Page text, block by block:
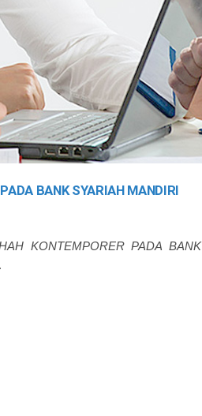
BANK SYARIAH MANDIRI
KONTEMPORER PADA BANK